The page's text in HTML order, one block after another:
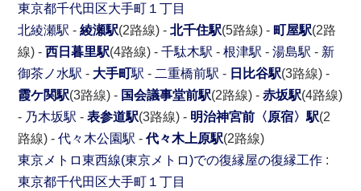
東京都千代田区大手町１丁目
北綾瀬駅 -綾瀬駅(2路線) -北千住駅(5路線) - 町屋駅(2路
線) -西日暮里駅(4路線) -千駄木駅 -根津駅 -湯島駅 - 新
御茶ノ水駅 - 大手町駅 - 二重橋前駅 - 日比谷駅(3路線) -
霞ケ関駅(3路線) - 国会議事堂前駅(2路線) -赤坂駅(4路線)
- 乃木坂駅 -表参道駅(3路線) - 明治神宮前〈原宿〉駅(2
路線) -代々木公園駅 -代々木上原駅(2路線)
東京メトロ東西線(東京メトロ)での復縁屋の復縁工作 :
東京都千代田区大手町１丁目